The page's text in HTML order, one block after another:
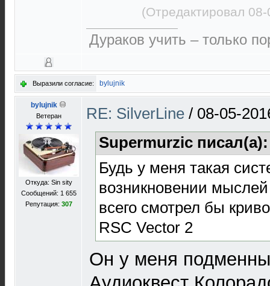
(Отредактировал
Дураков учить – только
Выразили согласие: bylujnik
bylujnik
Ветеран
Откуда: Sin sity
Сообщений: 1 655
Репутация: 307
RE: SilverLine / 08-05-
Supermurzic
Будь у меня такая
возникновении
всего смотрел бы
RSC Vector 2
Он у меня